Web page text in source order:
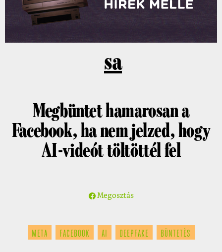
sa
Megbüntet hamarosan a
Facebook, ha nem jelzed, hogy
AI-videót töltöttél fel
Megosztás
META FACEBOOK AI DEEPFAKE BÜNTETÉS